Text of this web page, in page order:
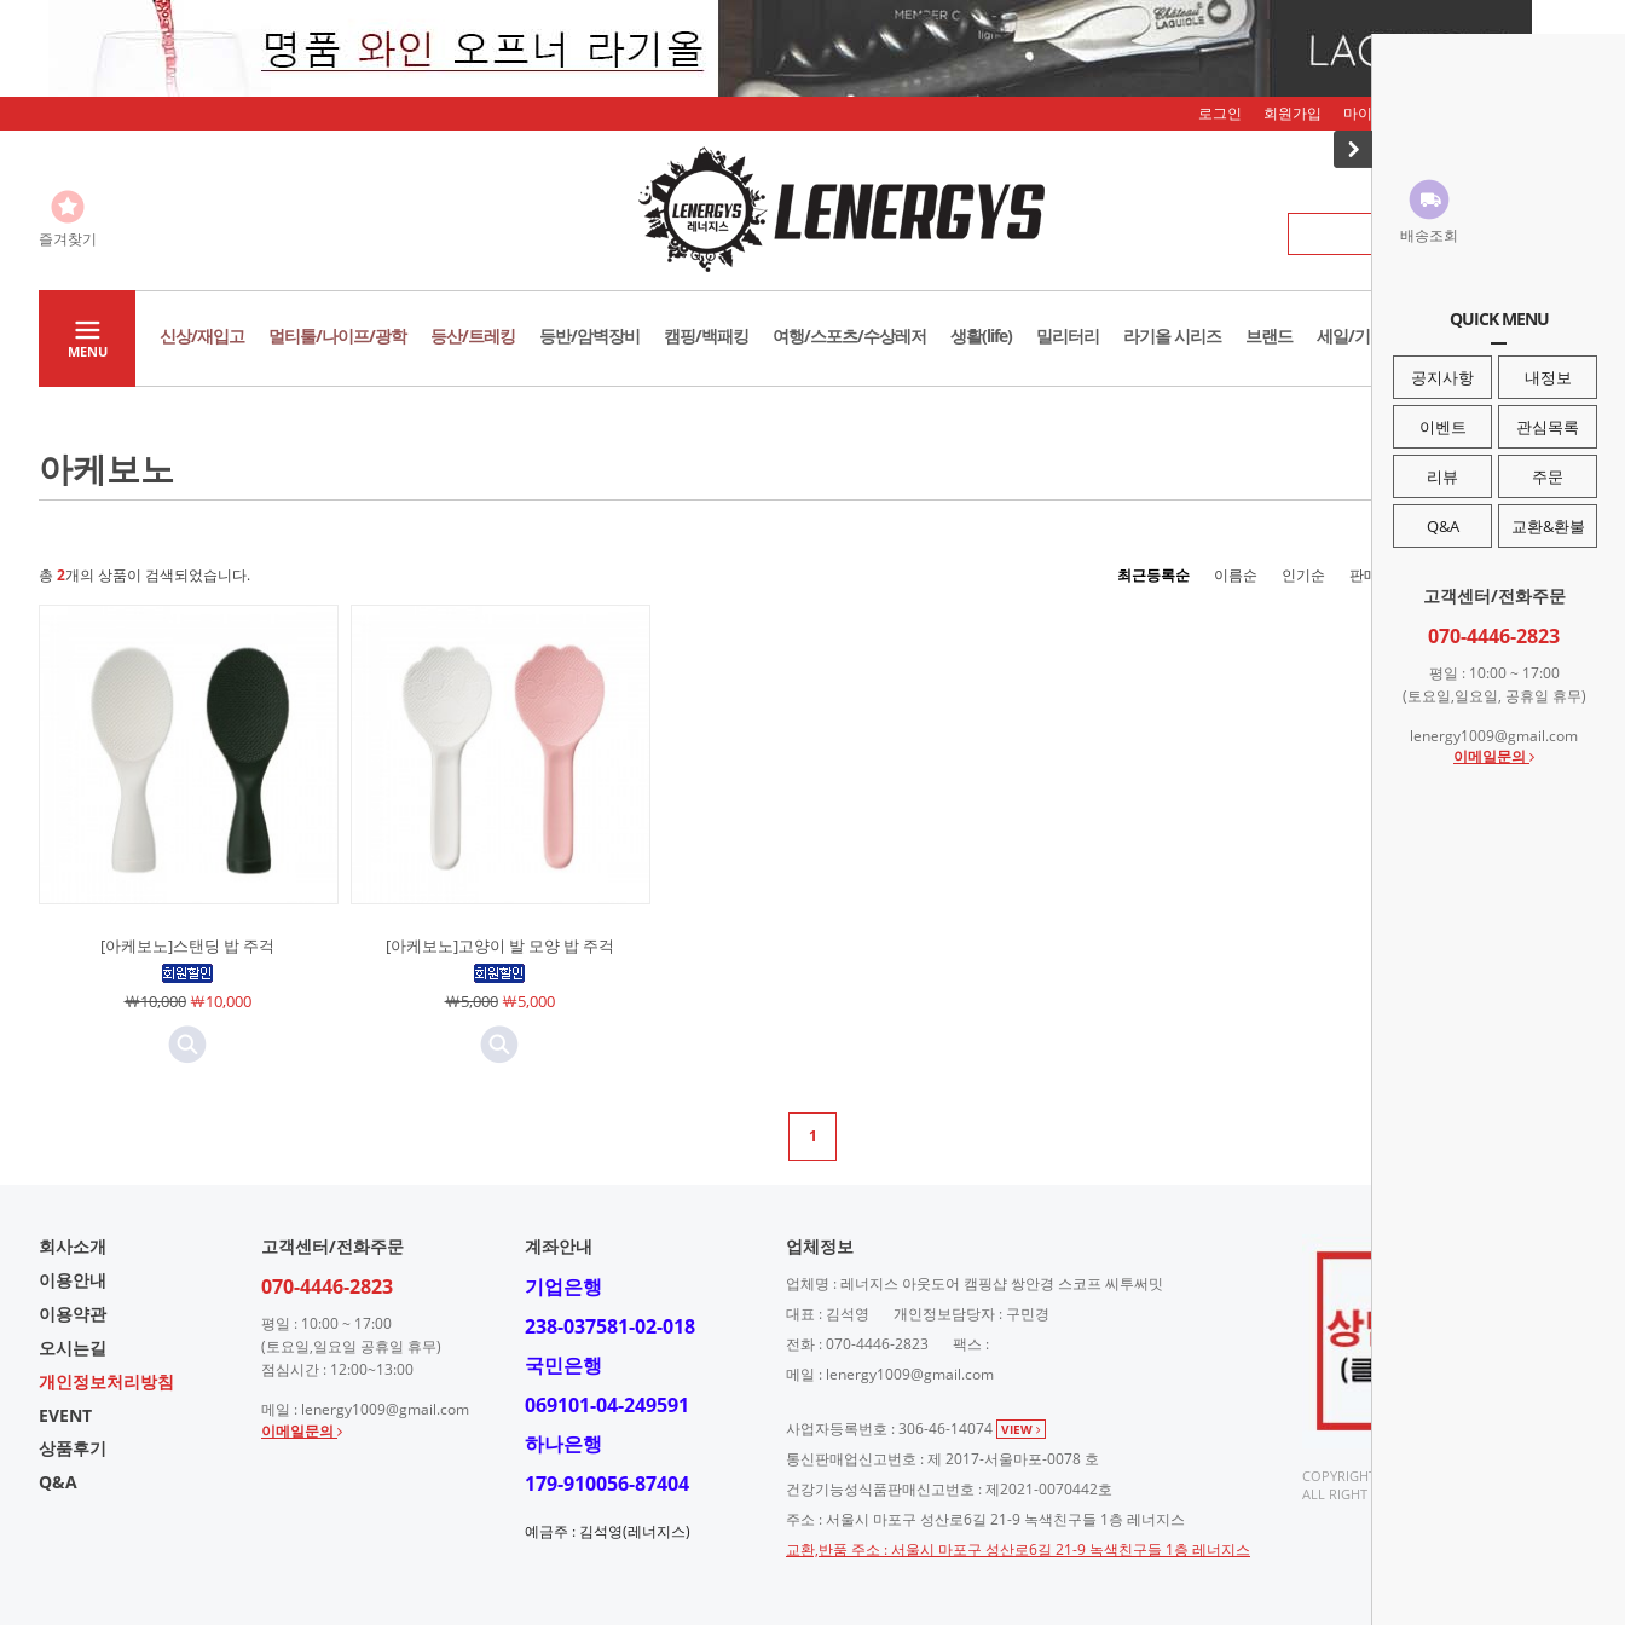
배송조회
QUICK MENU
공지사항 내정보
이벤트 관심목록
리뷰 주문
Q&A 교환&환불
고객센터/전화주문
070-4446-2823
평일 : 10:00 ~ 17:00
(토요일,일요일, 공휴일 휴무)
lenergy1009@gmail.com
이메일문의
로그인 회원가입 마이페이지
즐겨찾기
MENU
신상/재입고 멀티툴/나이프/광학 등산/트레킹 등반/암벽장비 캠핑/백패킹 여행/스포츠/수상레저 생활(life) 밀리터리 라기올 시리즈 브랜드 세일/기획존
아케보노
총 2개의 상품이 검색되었습니다. 최근등록순 이름순 인기순 판매순
[아케보노]스탠딩 밥 주걱
￦10,000￦10,000
[아케보노]고양이 발 모양 밥 주걱
￦5,000￦5,000
1
회사소개
이용안내
이용약관
오시는길
개인정보처리방침
EVENT
상품후기
Q&A
고객센터/전화주문
070-4446-2823
평일 : 10:00 ~ 17:00
(토요일,일요일 공휴일 휴무)
점심시간 : 12:00~13:00
메일 : lenergy1009@gmail.com
이메일문의
계좌안내
기업은행
238-037581-02-018
국민은행
069101-04-249591
하나은행
179-910056-87404
예금주 : 김석영(레너지스)
업체정보
업체명 : 레너지스 아웃도어 캠핑샵 쌍안경 스코프 씨투써밋
대표 : 김석영
개인정보담당자 : 구민경
전화 : 070-4446-2823
팩스 :
메일 : lenergy1009@gmail.com
사업자등록번호 : 306-46-14074 VIEW
통신판매업신고번호 : 제 2017-서울마포-0078 호
건강기능성식품판매신고번호 : 제2021-0070442호
주소 : 서울시 마포구 성산로6길 21-9 녹색친구들 1층 레너지스
교환,반품 주소 : 서울시 마포구 성산로6길 21-9 녹색친구들 1층 레너지스
COPYRIGHT(C).
ALL RIGHT RESERVED.